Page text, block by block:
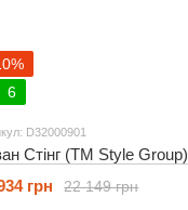
6
D32000901
Стінг (ТМ Style Group)
22 149 грн
грн